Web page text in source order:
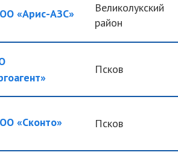
«Арис-АЗС»
Великолукский
район
Псков
«Сконто» Псков